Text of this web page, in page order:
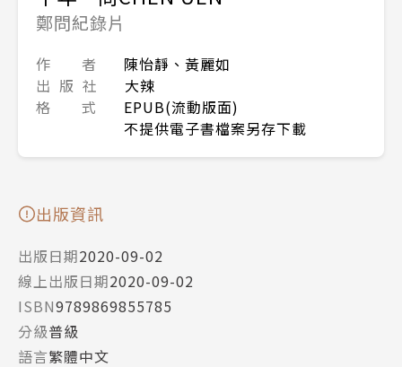
鄭問紀錄片
作 者
陳怡靜、黃麗如
出 版 社
大辣
格 式
EPUB(流動版面)
不提供電子書檔案另存下載
出版資訊
出版日期2020-09-02
線上出版日期2020-09-02
ISBN9789869855785
分級普級
語言繁體中文